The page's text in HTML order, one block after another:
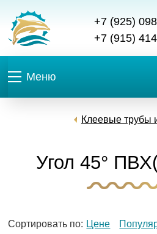
+7 (925)
+7 (915)
Меню
Клеевые трубы
Угол 45°
Сортировать по: Цене